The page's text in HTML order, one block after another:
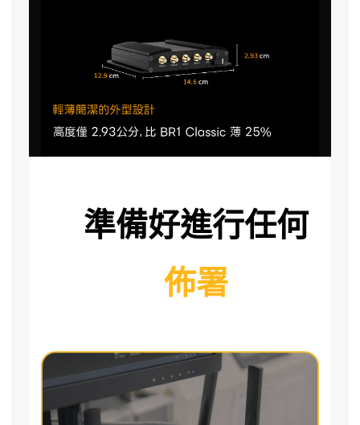
準備好進行任何
佈署